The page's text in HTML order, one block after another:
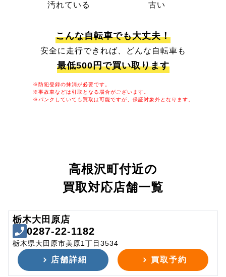
汚れている 古い
こんな自転車でも大丈夫！
安全に走行できれば、どんな自転車も
最低500円で買い取ります
※防犯登録の抹消が必要です。
※事故車などは引取となる場合がございます。
※パンクしていても買取は可能ですが、保証対象外となります。
高根沢町付近の
買取対応店舗一覧
栃木大田原店
0287-22-1182
栃木県大田原市美原1丁目3534
店舗詳細 買取予約